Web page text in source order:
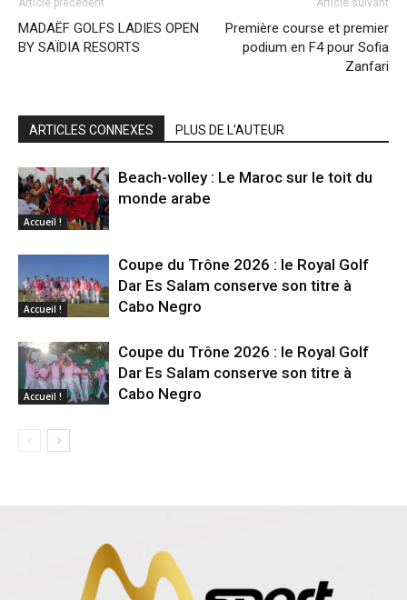
Article précédent
MADAËF GOLFS LADIES OPEN
BY SAÏDIA RESORTS
Article suivant
Première course et premier
podium en F4 pour Sofia
Zanfari
ARTICLES CONNEXES PLUS DE L'AUTEUR
Accueil !
Beach-volley : Le Maroc sur le toit du
monde arabe
Accueil !
Coupe du Trône 2026 : le Royal Golf
Dar Es Salam conserve son titre à
Cabo Negro
Accueil !
Coupe du Trône 2026 : le Royal Golf
Dar Es Salam conserve son titre à
Cabo Negro